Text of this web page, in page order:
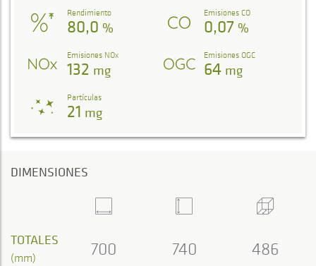
Rendimiento
80,0 %
Emisiones CO
0,07 %
Emisiones NOx
132 mg
Emisiones OGC
64 mg
Partículas
21 mg
DIMENSIONES
TOTALES
(mm) 700 740 486